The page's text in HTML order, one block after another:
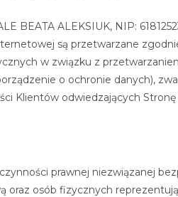
BEATA ALEKSIUK, NIP:
są przetwarzane
w związku z
o ochronie danych),
Klientów odwiedzających
prawnej niezwiązanej
oraz osób fizycznych